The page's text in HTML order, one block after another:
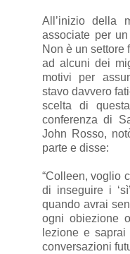
All’inizio della
associate per
Non è un settore
ad alcuni dei
motivi per
stavo davvero
scelta di
conferenza di
John Rosso,
parte e disse:
“Colleen, voglio
di inseguire i
quando avrai
ogni obiezione
lezione e
conversazioni